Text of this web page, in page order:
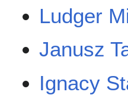
Ludger
Janusz
Ignacy